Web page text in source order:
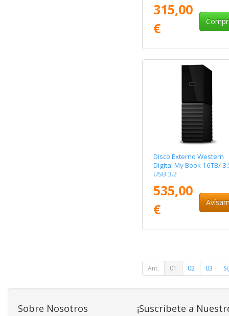
315,00
€
Disco Externo Western
Digital My Book 16TB/
USB 3.2
535,00
€
Ant. 01 02 03
Sobre Nosotros ¡Suscríbete a